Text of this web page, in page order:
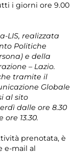
i giorni ore 9.00
LIS, realizzata
Politiche
e della
– Lazio.
tramite il
Globale
al sito
dalle ore 8.30
13.30.
prenotata, è
e-mail al